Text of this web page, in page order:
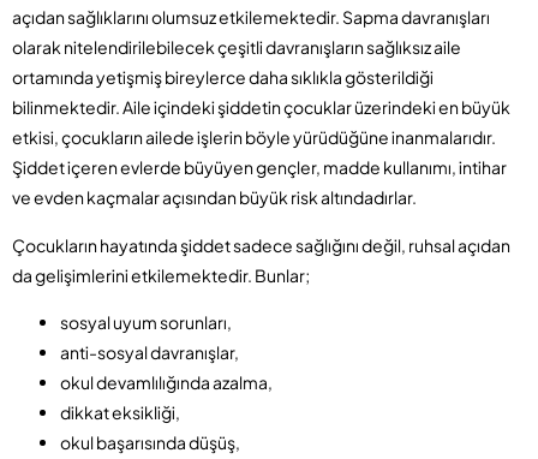
açıdan sağlıklarını olumsuz etkilemektedir. Sapma davranışları
olarak nitelendirilebilecek çeşitli davranışların sağlıksız aile
ortamında yetişmiş bireylerce daha sıklıkla gösterildiği
bilinmektedir. Aile içindeki şiddetin çocuklar üzerindeki en büyük
etkisi, çocukların ailede işlerin böyle yürüdüğüne inanmalarıdır.
Şiddet içeren evlerde büyüyen gençler, madde kullanımı, intihar
ve evden kaçmalar açısından büyük risk altındadırlar.
Çocukların hayatında şiddet sadece sağlığını değil, ruhsal açıdan
da gelişimlerini etkilemektedir. Bunlar;
sosyal uyum sorunları,
anti-sosyal davranışlar,
okul devamlılığında azalma,
dikkat eksikliği,
okul başarısında düşüş,